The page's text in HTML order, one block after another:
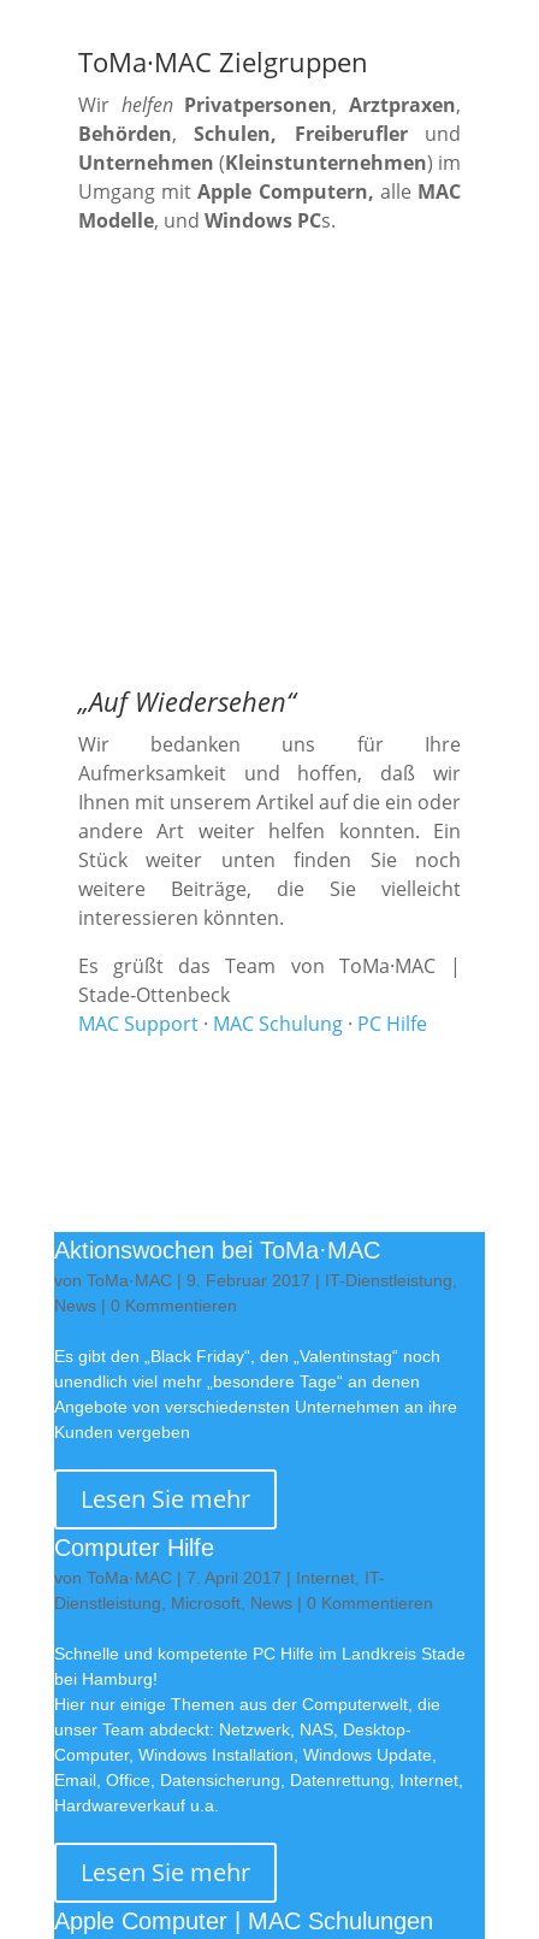
ToMa·MAC Zielgruppen
Wir helfen Privatpersonen,Arztpraxen,
Behörden,Schulen, Freiberuflerund
Unternehmen (Kleinstunternehmen) im
Umgang mitApple Computern, alle MAC
Modelle, und Windows PCs.
„Auf Wiedersehen“
Wir bedanken uns für Ihre
Aufmerksamkeit und hoffen, daß wir
Ihnen mit unserem Artikel auf die ein oder
andere Art weiter helfen konnten. Ein
Stück weiter unten finden Sie noch
weitere Beiträge, die Sie vielleicht
interessieren könnten.
Es grüßt das Team von ToMa·MAC |
Stade-Ottenbeck
MAC Support· MAC Schulung· PC Hilfe
Aktionswochen bei ToMa·MAC
von ToMa·MAC| 9. Februar 2017 | IT-Dienstleistung
News| 0 Kommentieren
Es gibt den „Black Friday“, den „Valentinstag“ noch
unendlich viel mehr „besondere Tage“ an denen
Angebote von verschiedensten Unternehmen an ihre
Kunden vergeben
Lesen Sie mehr
Computer Hilfe
von ToMa·MAC| 7. April 2017 | Internet, IT-
Dienstleistung
Microsoft, News| 0 Kommentieren
Schnelle und kompetente PC Hilfe im Landkreis Stade
bei Hamburg!
Hier nur einige Themen aus der Computerwelt, die
unser Team abdeckt: Netzwerk, NAS, Desktop-
Computer, Windows Installation, Windows Update,
Email, Office, Datensicherung, Datenrettung, Internet,
Hardwareverkauf u.a.
Lesen Sie mehr
Apple Computer | MAC Schulungen